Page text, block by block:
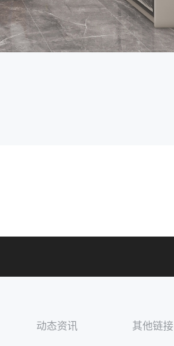
动态资讯 其他链接